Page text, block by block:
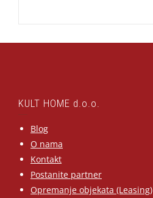
KULT HOME d.o.o.
Blog
O nama
Kontakt
Postanite partner
Opremanje objekata (Leasing)